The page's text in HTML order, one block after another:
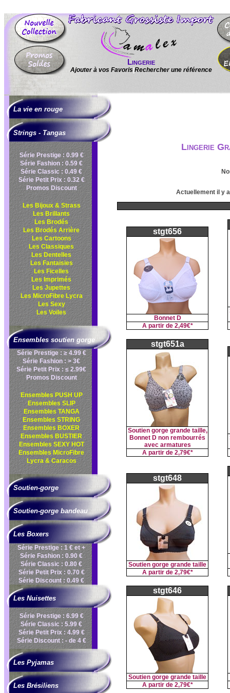
Lingerie
Ajouter à vos Favoris Rechercher une référence
La vie en rouge
Strings - Tangas
Série Prestige : 0.99 €
Série Fashion : 0.59 €
Série Classic : 0.49 €
Série Petit Prix : 0.32 €
Promos Discount
Les Bijoux & Strass
Les Brillants
Les Brodés
Les Brodés Arrière
Les Cartoons
Les Classiques
Les Dentelles
Les Fantaisies
Les Ficelles
Les Imprimés
Les Jupettes
Les MicroFibre Lycra
Les Sexy
Les Voiles
Ensembles soutien gorge
Série Prestige : ≥ 4.99 €
Série Fashion : > 3€
Série Petit Prix : ≤ 2.99€
Promos Discount
Ensembles PUSH UP
Ensembles SLIP
Ensembles TANGA
Ensembles STRING
Ensembles BOXER
Ensembles BUSTIER
Ensembles SEXY HOT
Ensembles MicroFibre
Lycra & Caracos
Soutien-gorge
Soutien-gorge bandeau
Les Boxers
Série Prestige : 1 € et +
Série Fashion : 0.90 €
Série Classic : 0.80 €
Série Petit Prix : 0.70 €
Série Discount : 0.49 €
Les Nuisettes
Série Prestige : 6.99 €
Série Classic : 5.99 €
Série Petit Prix : 4.99 €
Série Discount : - de 4 €
Les Pyjamas
Les Brésiliens
Lingerie
Actuellement il y
stgt656
Bonnet D
A partir de 2,49€*
stgt651a
Soutien gorge grande taille,
Bonnet D non rembourrés
avec armatures
A partir de 2,79€*
stgt648
Soutien gorge grande taille
A partir de 2,79€*
stgt646
Soutien gorge grande taille
A partir de 2,79€*